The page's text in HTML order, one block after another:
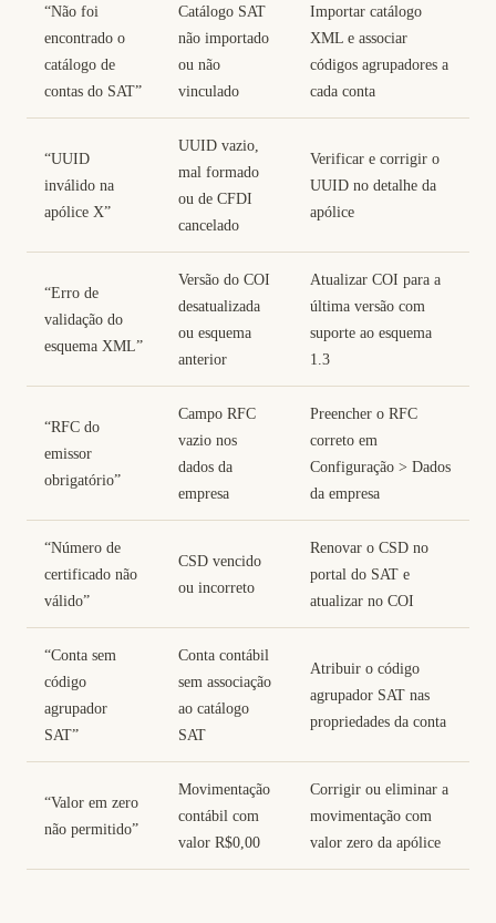
“Não foi
encontrado o
catálogo de
contas do SAT”
Catálogo SAT
não importado
ou não
vinculado
Importar catálogo
XML e associar
códigos agrupadores a
cada conta
“UUID
inválido na
apólice X”
UUID vazio,
mal formado
ou de CFDI
cancelado
Verificar e corrigir o
UUID no detalhe da
apólice
“Erro de
validação do
esquema XML”
Versão do COI
desatualizada
ou esquema
anterior
Atualizar COI para a
última versão com
suporte ao esquema
1.3
“RFC do
emissor
obrigatório”
Campo RFC
vazio nos
dados da
empresa
Preencher o RFC
correto em
Configuração > Dados
da empresa
“Número de
certificado não
válido”
CSD vencido
ou incorreto
Renovar o CSD no
portal do SAT e
atualizar no COI
“Conta sem
código
agrupador
SAT”
Conta contábil
sem associação
ao catálogo
SAT
Atribuir o código
agrupador SAT nas
propriedades da conta
“Valor em zero
não permitido”
Movimentação
contábil com
valor R$0,00
Corrigir ou eliminar a
movimentação com
valor zero da apólice